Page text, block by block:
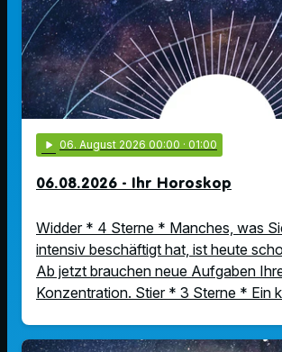
play_arrow 06. August 2026 00:00 · 01:00
06.08.2026 - Ihr Horoskop
Widder * 4 Sterne * Manches, was
intensiv beschäftigt hat, ist heute
Ab jetzt brauchen neue Aufgaben
Konzentration. Stier * 3 Sterne * Ein